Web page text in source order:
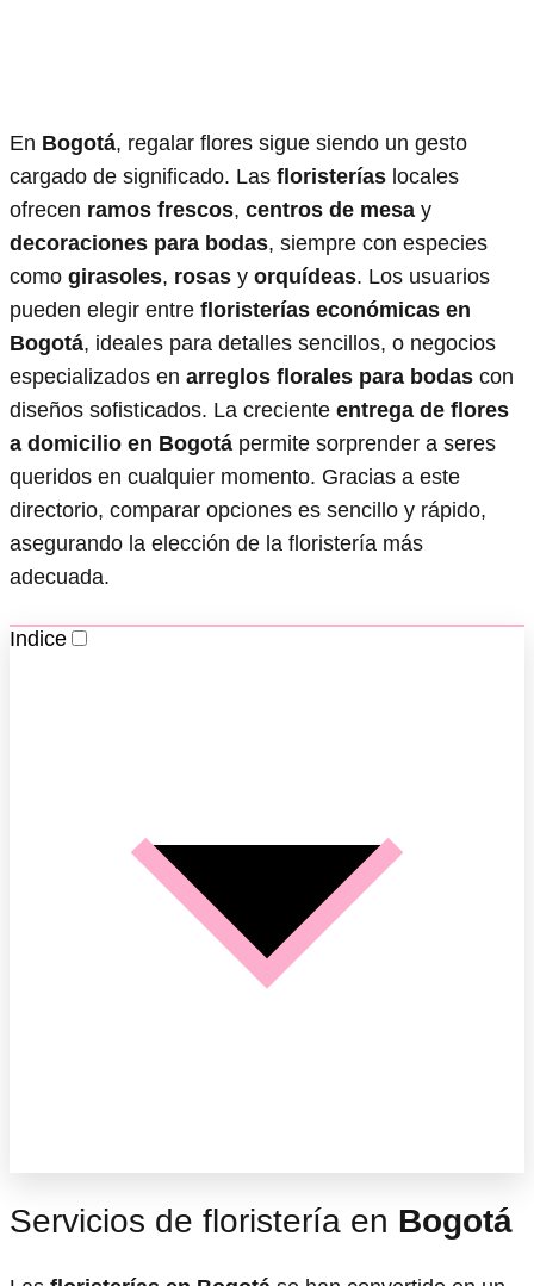
En Bogotá, regalar flores sigue siendo un gesto
cargado de significado. Las floristerías locales
ofrecen ramos frescos, centros de mesa y
decoraciones para bodas, siempre con especies
como girasoles, rosas y orquídeas. Los usuarios
pueden elegir entre floristerías económicas en
Bogotá, ideales para detalles sencillos, o negocios
especializados en arreglos florales para bodas con
diseños sofisticados. La creciente entrega de flores
a domicilio en Bogotá permite sorprender a seres
queridos en cualquier momento. Gracias a este
directorio, comparar opciones es sencillo y rápido,
asegurando la elección de la floristería más
adecuada.
Indice
Servicios de floristería en Bogotá